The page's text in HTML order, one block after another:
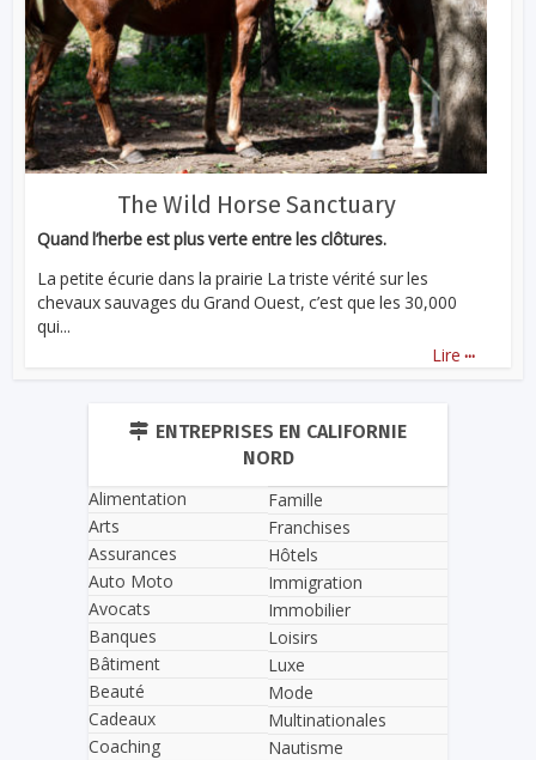
The Wild Horse Sanctuary
Quand l’herbe est plus verte entre les clôtures.
La petite écurie dans la prairie La triste vérité sur les
chevaux sauvages du Grand Ouest, c’est que les 30,000
qui...
Lire ...
ENTREPRISES EN CALIFORNIE
NORD
Alimentation
Arts
Assurances
Auto Moto
Avocats
Banques
Bâtiment
Beauté
Cadeaux
Coaching
Famille
Franchises
Hôtels
Immigration
Immobilier
Loisirs
Luxe
Mode
Multinationales
Nautisme